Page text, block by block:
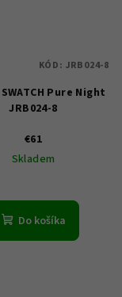
Pure Night
JRB024-8
€61
Skladem
Do košíka
KÓD: JRB024-8